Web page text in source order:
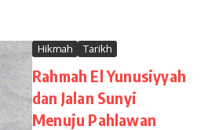
Hikmah Tarikh
Rahmah El Yunusiyyah
dan Jalan Sunyi
Menuju Pahlawan